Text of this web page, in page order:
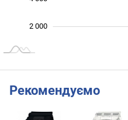
2 000
Рекомендуємо